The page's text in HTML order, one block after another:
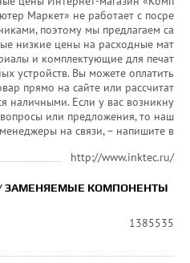
Маркет» не работает с посре
поэтому мы предлагаем са
низкие цены на расходные мат
и комплектующие для печат
устройств. Вы можете оплатить
прямо на сайте или рассчитат
наличными. Если у вас возникну
или предложения, то наш
на связи, – напишите в
http://www.inktec.ru/
ЗАМЕНЯЕМЫЕ КОМПОНЕНТЫ
1385535